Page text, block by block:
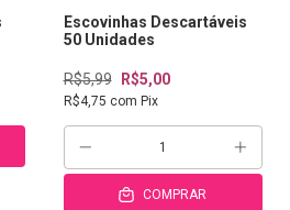
Escovinhas Descartáveis
50 Unidades
R$5,99 R$5,00
R$4,75 com Pix
COMPRAR